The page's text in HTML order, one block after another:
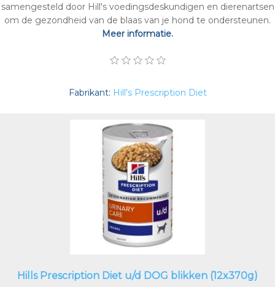
samengesteld door Hill's voedingsdeskundigen en dierenartsen
om de gezondheid van de blaas van je hond te ondersteunen.
Meer informatie.
Fabrikant: Hill's Prescription Diet
Hills Prescription Diet u/d DOG blikken (12x370g)